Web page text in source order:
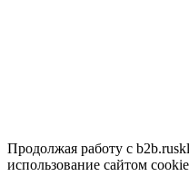
Продолжая работу с
использование сайтом